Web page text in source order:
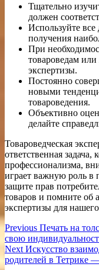
Тщательно
должен
Используйте
получения
При
товароведам
экспертизы.
Постоянно
новыми
товароведения.
Объективно
делайте
Товароведческая
ответственная задача,
профессионализма,
играет важную роль в
защите прав
товаров и помните об
экспертизы для
Навигация
по
записям
Previous Previous
post:
Печать на
свою
Next Next
post:
Искусство
родителей в Тетрике